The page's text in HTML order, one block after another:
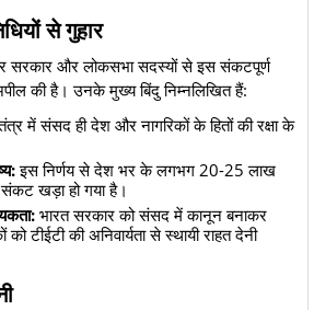
से गुहार
सरकार और लोकसभा सदस्यों से इस संकटपूर्ण
की है। उनके मुख्य बिंदु निम्नलिखित हैं:
में संसद ही देश और नागरिकों के हितों की रक्षा के
इस निर्णय से देश भर के लगभग 20-25 लाख
संकट खड़ा हो गया है।
भारत सरकार को संसद में कानून बनाकर
को टीईटी की अनिवार्यता से स्थायी राहत देनी